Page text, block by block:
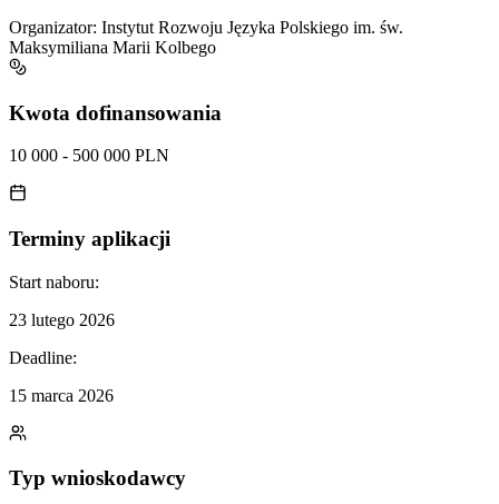
Organizator: Instytut Rozwoju Języka Polskiego im. św.
Maksymiliana Marii Kolbego
Kwota dofinansowania
10 000 - 500 000 PLN
Terminy aplikacji
Start naboru:
23 lutego 2026
Deadline:
15 marca 2026
Typ wnioskodawcy